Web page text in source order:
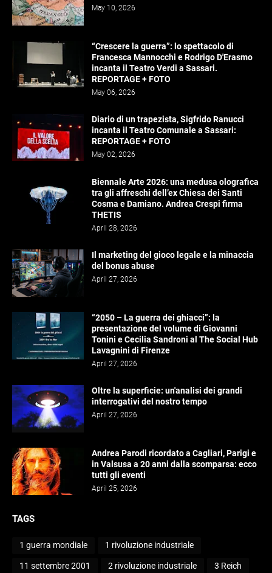
May 10, 2026
“Crescere la guerra”: lo spettacolo di
Francesca Mannocchi e Rodrigo D'Erasmo
incanta il Teatro Verdi a Sassari.
REPORTAGE + FOTO
May 06, 2026
Diario di un trapezista, Sigfrido Ranucci
incanta il Teatro Comunale a Sassari:
REPORTAGE + FOTO
May 02, 2026
Biennale Arte 2026: una medusa olografica
tra gli affreschi dell’ex Chiesa dei Santi
Cosma e Damiano. Andrea Crespi firma
THETIS
April 28, 2026
Il marketing del gioco legale e la minaccia
del bonus abuse
April 27, 2026
“2050 – La guerra dei ghiacci”: la
presentazione del volume di Giovanni
Tonini e Cecilia Sandroni al The Social Hub
Lavagnini di Firenze
April 27, 2026
Oltre la superficie: un'analisi dei grandi
interrogativi del nostro tempo
April 27, 2026
Andrea Parodi ricordato a Cagliari, Parigi e
in Valsusa a 20 anni dalla scomparsa: ecco
tutti gli eventi
April 25, 2026
TAGS
1 guerra mondiale 1 rivoluzione industriale
11 settembre 2001 2 rivoluzione industriale 3 Reich